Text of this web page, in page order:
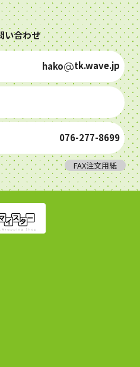
い合わせ
hako tk.wave.jp
076-277-8699
FAX注文用紙